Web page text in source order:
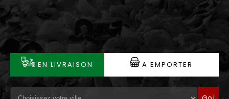
ACCUEIL
LA CARTE
VOTRE COMPTE
NOTRE RESTAURANT
EN LIVRAISON A EMPORTER